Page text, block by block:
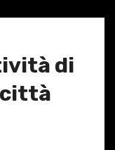
di
città